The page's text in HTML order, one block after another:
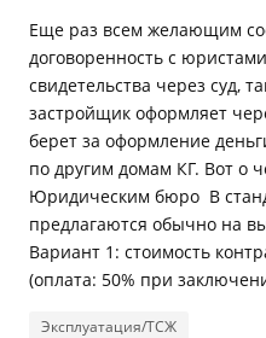
Еще раз всем желающим
договоренность с
свидетельства через суд,
застройщик оформляет
берет за оформление
по другим домам КГ. Вот о
Юридическим бюро В
предлагаются обычно на
Вариант 1: стоимость
(оплата: 50% при
Эксплуатация/ТСЖ